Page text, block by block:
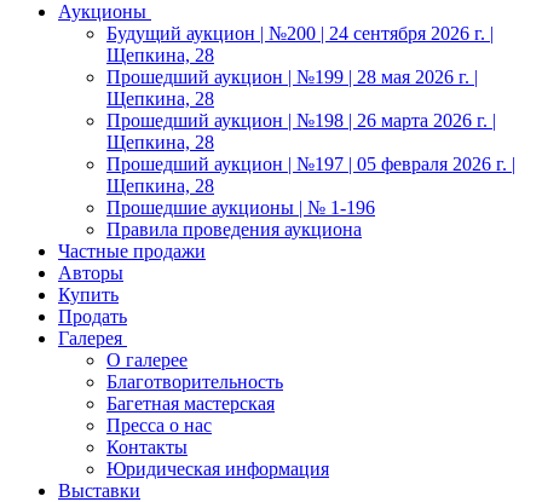
Аукционы
Будущий аукцион | №200 | 24 сентября 2026 г. |
Щепкина, 28
Прошедший аукцион | №199 | 28 мая 2026 г. |
Щепкина, 28
Прошедший аукцион | №198 | 26 марта 2026 г. |
Щепкина, 28
Прошедший аукцион | №197 | 05 февраля 2026 г. |
Щепкина, 28
Прошедшие аукционы | № 1-196
Правила проведения аукциона
Частные продажи
Авторы
Купить
Продать
Галерея
О галерее
Благотворительность
Багетная мастерская
Пресса о нас
Контакты
Юридическая информация
Выставки